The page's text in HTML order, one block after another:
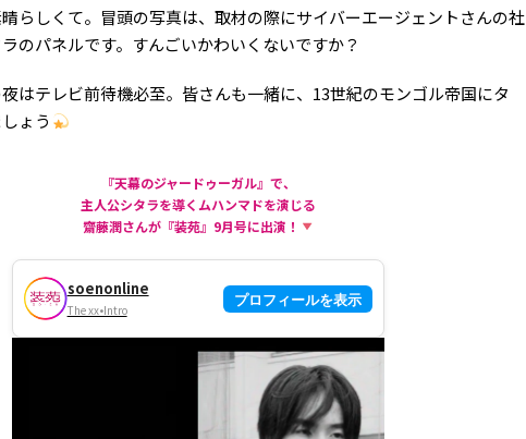
らしくて。冒頭の写真は、取材の際にサイバーエージェントさんの社
のパネルです。すんごいかわいくないですか？
はテレビ前待機必至。皆さんも一緒に、13世紀のモンゴル帝国にタ
ょう
『天幕のジャードゥーガル』で、
主人公シタラを導くムハンマドを演じる
齋藤潤さんが『装苑』9月号に出演！
soenonline
The xx•Intro
プロフィールを表示